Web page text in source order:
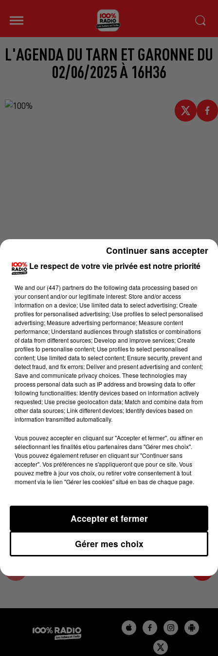
L'AGENDA DU TARN ET GARONNE DU
02/06/2025 À 16H36
Lecture (1 min 16 sec)
100%
100% Radio l'agenda du Tarn et Garonne
2 juin 2025 - 1 min 16 sec
L'AGENDA DU TARN ET GARONNE DU
02/06/2025 À 16H36
L'agenda du Tarn et Garonne
Le respect de votre vie privée est notre priorité
We and our (447) partnersdo the following data processing based on
your consent and/or our legitimate interest: Store and/or access
information on a device; Use limited data to select advertising; Create
profiles for personalised advertising; Use profiles to select personalised
advertising; Measure advertising performance; Measure content
performance; Understand audiences through statistics or combinations
of data from different sources; Develop and improve services; Create
profiles to personalise content; Use profiles to select personalised
content; Use limited data to select content; Ensure security, prevent and
detect fraud, and fix errors; Deliver and present advertising and content;
Save and communicate privacy choices. These technologies may
process personal data such as IP address and browsing data to offer
following functionalities: Identify devices based on information actively
requested; Use precise geolocation data; Match and combine data from
other data sources; Link different devices; Identify devices based on
information transmitted automatically.
Vous pouvez accepter en cliquant sur "Accepter et fermer", ou affiner en
sélectionnant les finalités et/ou partenaires dans "Gérer mes choix".
Vous pouvez également refuser en cliquant sur "Continuer sans
accepter". Vos préférences ne s'appliqueront que pour ce site. Vous
pouvez mettre à jour vos choix, ou retirer votre consentement à tout
moment via le lien "Gérer les cookies" situé en bas de chaque page.
Gérer mes choix
Accepter et fermer
Continuer sans accepter